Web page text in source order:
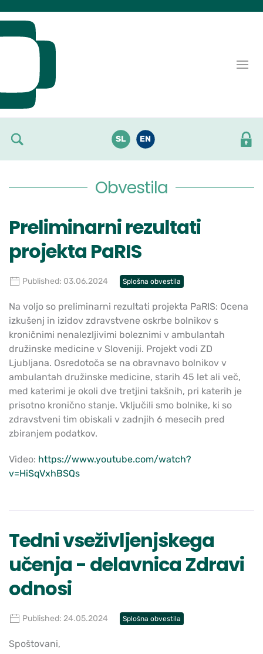
SL EN
Obvestila
Preliminarni rezultati
projekta PaRIS
Published: 03.06.2024 Splošna obvestila
Na voljo so preliminarni rezultati projekta PaRIS: Ocena
izkušenj in izidov zdravstvene oskrbe bolnikov s
kroničnimi nenalezljivimi boleznimi v ambulantah
družinske medicine v Sloveniji. Projekt vodi ZD
Ljubljana. Osredotoča se na obravnavo bolnikov v
ambulantah družinske medicine, starih 45 let ali več,
med katerimi je okoli dve tretjini takšnih, pri katerih je
prisotno kronično stanje. Vključili smo bolnike, ki so
zdravstveni tim obiskali v zadnjih 6 mesecih pred
zbiranjem podatkov.
Video: https://www.youtube.com/watch?
v=HiSqVxhBSQs
Tedni vseživljenjskega
učenja - delavnica Zdravi
odnosi
Published: 24.05.2024 Splošna obvestila
Spoštovani,